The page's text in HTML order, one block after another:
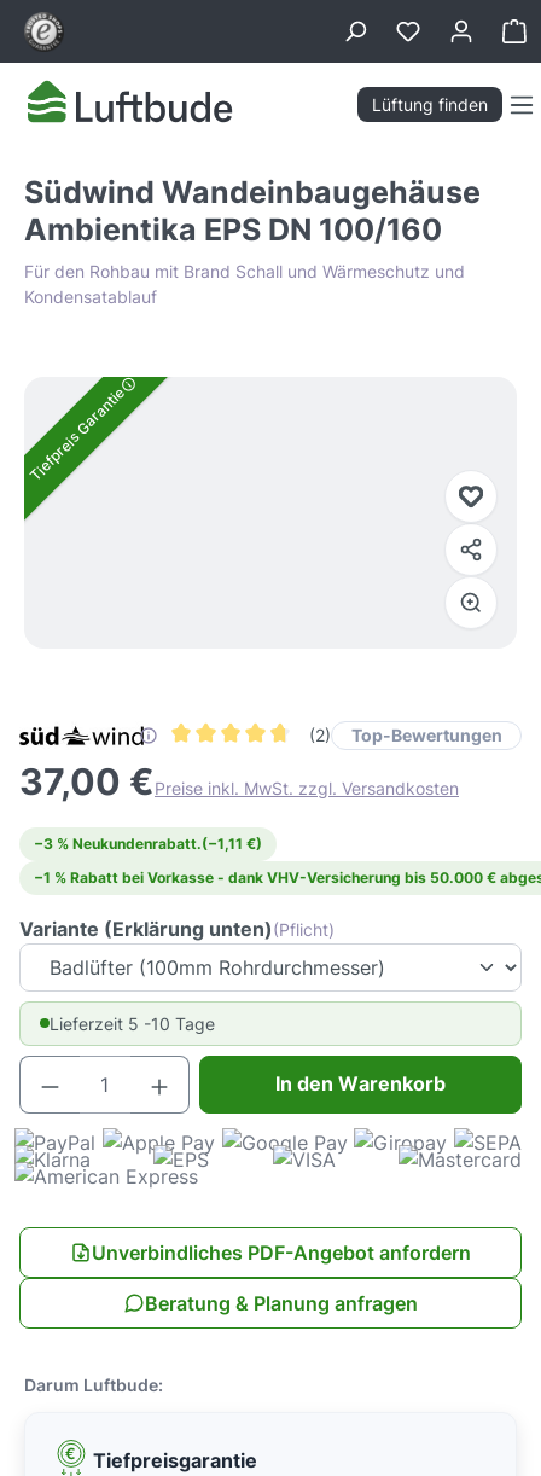
springen
Lüftung finden
Südwind Wandeinbaugehäuse
Ambientika EPS DN 100/160
Für den Rohbau mit Brand Schall und Wärmeschutz und
Kondensatablauf
Bildergalerie überspringen
Tiefpreis Garantie
(2) Top-Bewertungen
37,00 €Preise inkl. MwSt. zzgl. Versandkosten
−3 % Neukundenrabatt.(−1,11 €)
−1 % Rabatt bei Vorkasse - dank VHV-Versicherung bis 50.000 €
Variante (Erklärung unten)(Pflicht)
Lieferzeit 5 -10 Tage
Produkt Anzahl: Gib den gewünschten
In den Warenkorb
Unverbindliches PDF-Angebot anfordern
Beratung & Planung anfragen
Darum Luftbude:
Tiefpreisgarantie